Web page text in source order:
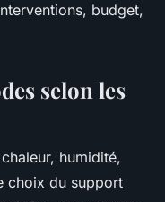
budget,
selon les
humidité,
choix du support